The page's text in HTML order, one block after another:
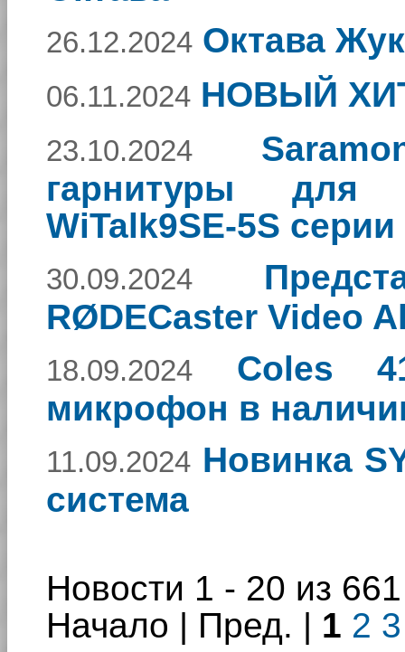
26.12.2024 Октава Жук
06.11.2024 НОВЫЙ ХИТ
23.10.2024
гарнитуры для
WiTalk9SE-5S
30.09.2024
RØDECaster Video
18.09.2024
Coles
микрофон в
11.09.2024 Новинка
система
Новости 1 - 20 из 661
Начало | Пред. | 1 2 3